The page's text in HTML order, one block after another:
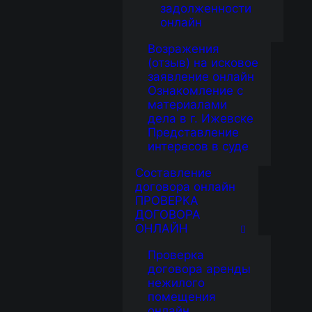
задолженности
онлайн
Возражения
(отзыв) на исковое
заявление онлайн
Ознакомление с
материалами
дела в г. Ижевске
Представление
интересов в суде
Составление
договора онлайн
ПРОВЕРКА
ДОГОВОРА
ОНЛАЙН
Проверка
договора аренды
нежилого
помещения